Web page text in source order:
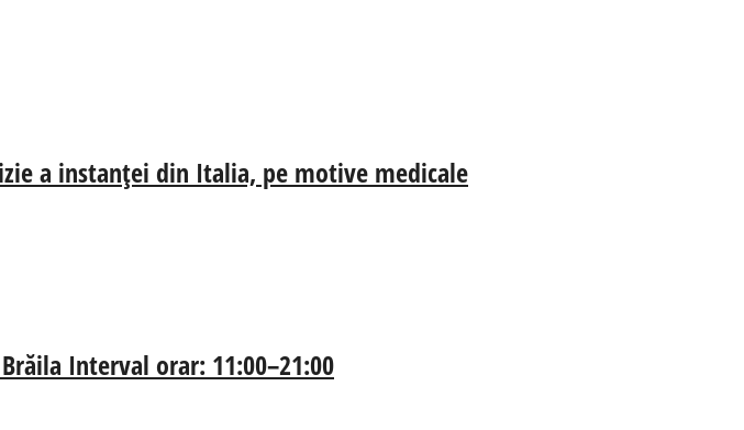
a instanței din Italia, pe motive medicale
Interval orar: 11:00–21:00